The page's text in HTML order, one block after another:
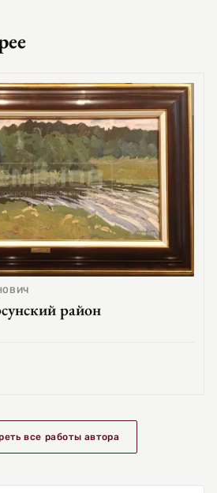
район
все работы автора